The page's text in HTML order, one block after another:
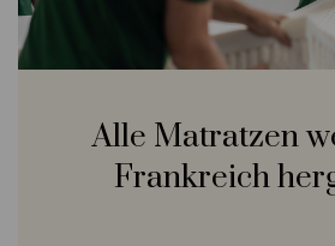
Alle Matratzen
Frankreich